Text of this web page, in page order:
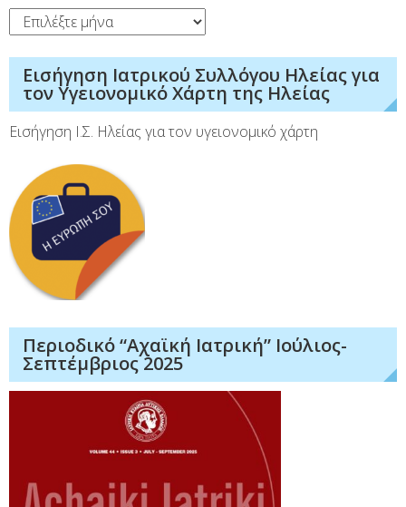
Ιστορικό
Εισήγηση Ιατρικού Συλλόγου Ηλείας για
τον Υγειονομικό Χάρτη της Ηλείας
Εισήγηση Ι.Σ. Ηλείας για τον υγειονομικό χάρτη
Περιοδικό “Αχαϊκή Ιατρική” Ιούλιος-
Σεπτέμβριος 2025